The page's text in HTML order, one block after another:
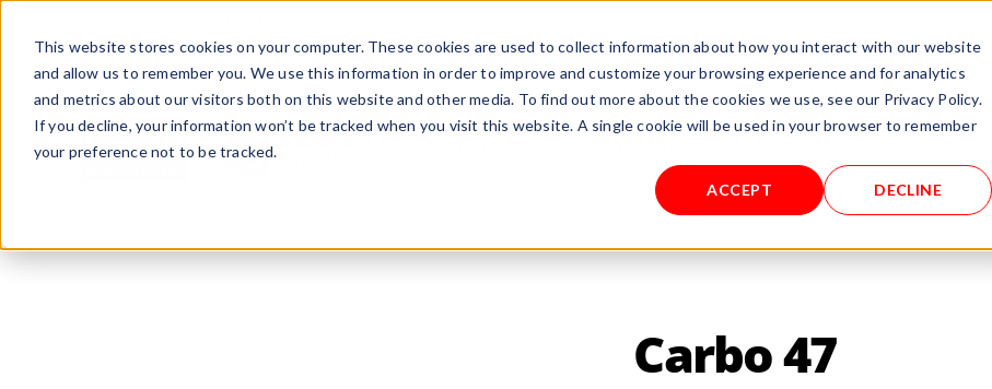
This website stores cookies on your computer. These cookies are used to collect information about how you interact with our website
and allow us to remember you. We use this information in order to improve and customize your browsing experience and for analytics
and metrics about our visitors both on this website and other media. To find out more about the cookies we use, see our Privacy Policy.
If you decline, your information won’t be tracked when you visit this website. A single cookie will be used in your browser to remember
your preference not to be tracked.
ACCEPT DECLINE
PRODUKTE TESTEN/MIETEN PROZESSE ÜBER UNS
Carbo 47